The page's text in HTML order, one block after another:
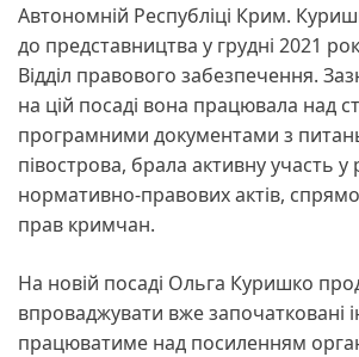
Автономній Республіці Крим.
до представництва у грудні 2021
Відділ правового забезпечення.
на цій посаді вона працювала над
програмними документами з питань
півострова, брала активну участь у
нормативно-правових актів,
прав кримчан.
На новій посаді Ольга Куришко
впроваджувати вже започатковані
працюватиме над посиленням